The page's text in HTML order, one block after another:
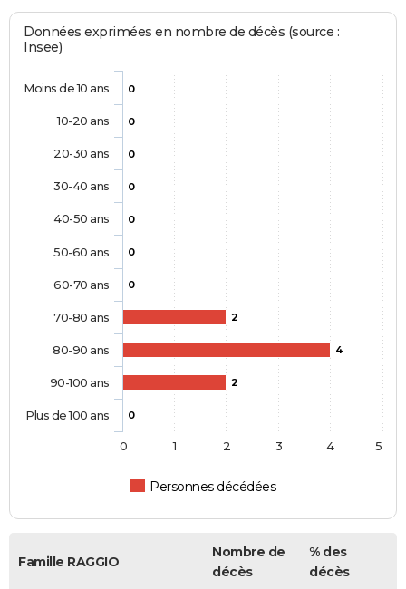
Données exprimées en nombre de décès (source :
Insee)
0
0
0
0
0
0
0
2
4
2
0
Personnes décédées
Moins de 10 ans
10-20 ans
20-30 ans
30-40 ans
40-50 ans
50-60 ans
60-70 ans
70-80 ans
80-90 ans
90-100 ans
Plus de 100 ans
0 1 2 3 4 5
Famille RAGGIO
Nombre de
décès
% des
décès